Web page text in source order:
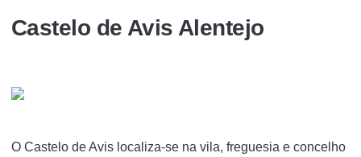
Castelo de Avis Alentejo
O Castelo de Avis localiza-se na vila, freguesia e concelho